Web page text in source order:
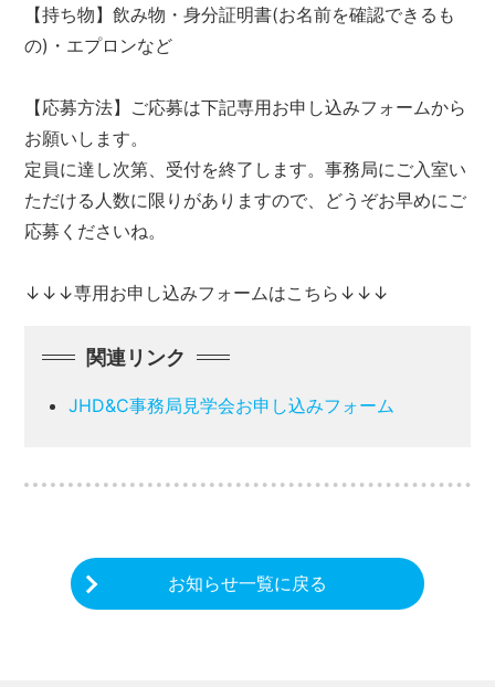
【持ち物】飲み物・身分証明書(お名前を確認できるも
の)・エプロンなど
【応募方法】ご応募は下記専用お申し込みフォームから
お願いします。
定員に達し次第、受付を終了します。事務局にご入室い
ただける人数に限りがありますので、どうぞお早めにご
応募くださいね。
↓↓↓専用お申し込みフォームはこちら↓↓↓
関連リンク
JHD&C事務局見学会お申し込みフォーム
お知らせ一覧に戻る